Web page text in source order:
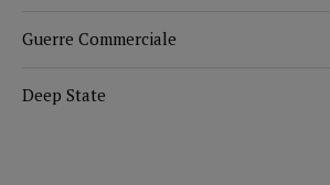
Guerre Commerciale
Deep State